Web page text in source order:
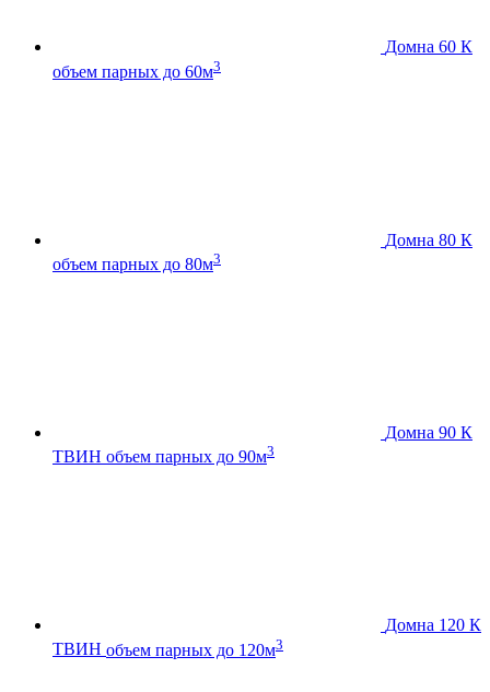
Домна 60 К
объем парных до 60м3
Домна 80 К
объем парных до 80м3
Домна 90 К
ТВИН объем парных до 90м3
Домна 120 К
ТВИН объем парных до 120м3